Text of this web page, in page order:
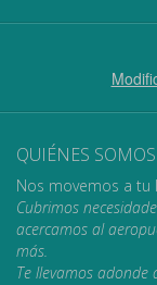
QUIÉNES SOMOS
Nos movemos a tu
Cubrimos
acercamos al
más.
Te llevamos adonde